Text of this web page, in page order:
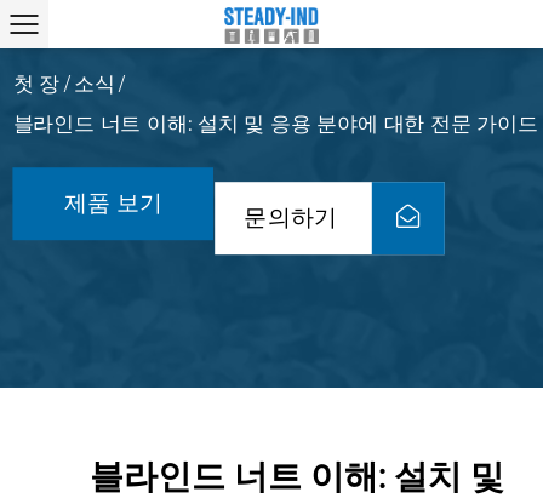
첫 장 / 소식 /
블라인드 너트 이해: 설치 및 응용 분야에 대한 전문 가이드
제품 보기
문의하기
블라인드 너트 이해: 설치 및